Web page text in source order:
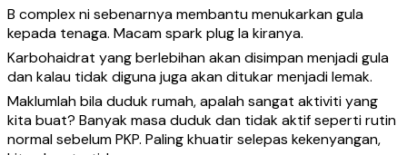
B complex ni sebenarnya membantu menukarkan gula
kepada tenaga. Macam spark plug la kiranya.
Karbohaidrat yang berlebihan akan disimpan menjadi gula
dan kalau tidak diguna juga akan ditukar menjadi lemak.
Maklumlah bila duduk rumah, apalah sangat aktiviti yang
kita buat? Banyak masa duduk dan tidak aktif seperti rutin
normal sebelum PKP. Paling khuatir selepas kekenyangan,